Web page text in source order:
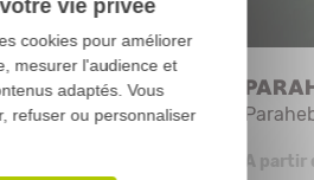
A partir
vie privée
cookies pour améliorer
mesurer l'audience et
adaptés. Vous
refuser ou personnaliser